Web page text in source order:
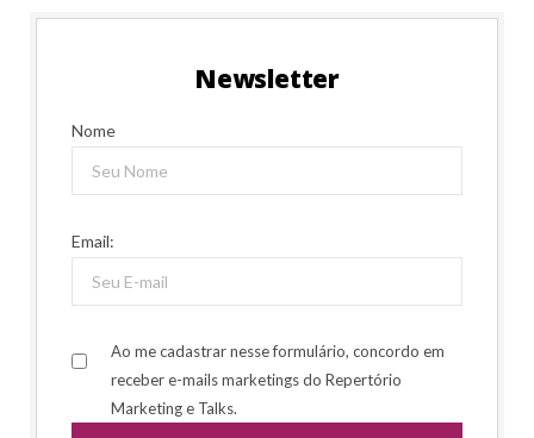
Newsletter
Nome
Email:
Ao me cadastrar nesse formulário, concordo em
receber e-mails marketings do Repertório
Marketing e Talks.